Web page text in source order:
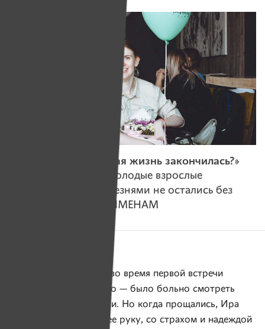
«Это все? Нормальная жизнь закончилась?»
Как Женя и другие молодые взрослые
с неизлечимыми болезнями не остались без
помощи благодаря ИМЕНАМ
Женя призналась, что во время первой встречи
с Ирой ей было тяжело — было больно смотреть
на фото Иры до аварии. Но когда прощались, Ира
сильно-сильно сжала ее руку, со страхом и надеждой